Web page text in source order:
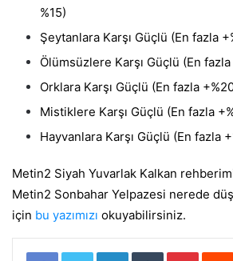
%15)
Şeytanlara Karşı Güçlü (En fazla
Ölümsüzlere Karşı Güçlü (En
Orklara Karşı Güçlü (En fazla
Mistiklere Karşı Güçlü (En fazla
Hayvanlara Karşı Güçlü (En fazla
Metin2 Siyah Yuvarlak Kalkan
Metin2 Sonbahar Yelpazesi nerede
için bu yazımızı okuyabilirsiniz.
LinkedInTumblr